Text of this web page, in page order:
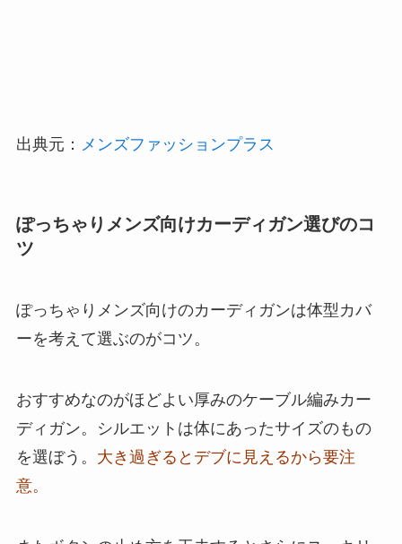
出典元： メンズファッションプラス
ぽっちゃりメンズ向けカーディガン選びのコ
ツ
ぽっちゃりメンズ向けのカーディガンは体型カバ
ーを考えて選ぶのがコツ。
おすすめなのがほどよい厚みのケーブル編みカー
ディガン。シルエットは体にあったサイズのもの
を選ぼう。 大き過ぎるとデブに見えるから要注
意。